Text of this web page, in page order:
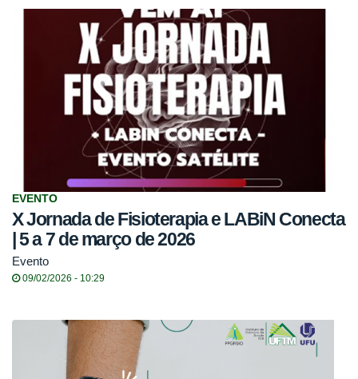
EVENTO
X Jornada de Fisioterapia e LABiN Conecta
| 5 a 7 de março de 2026
Evento
09/02/2026 - 10:29